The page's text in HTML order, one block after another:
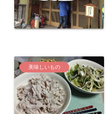
美味しいもの